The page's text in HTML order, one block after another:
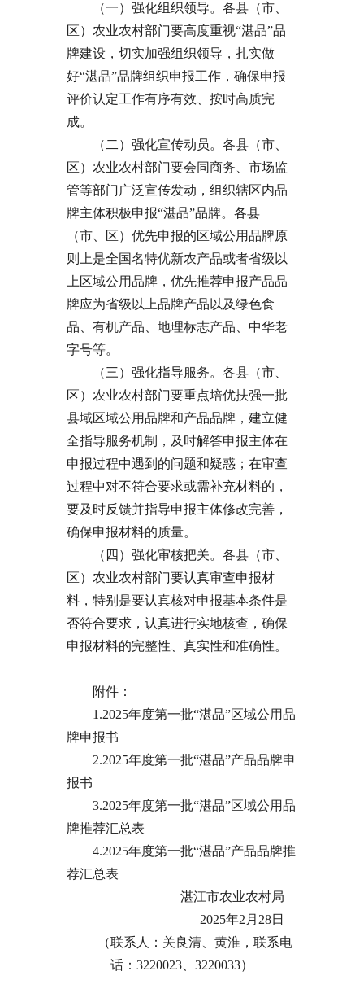
（一）强化组织领导。各县（市、
区）农业农村部门要高度重视“湛品”品
牌建设，切实加强组织领导，扎实做
好“湛品”品牌组织申报工作，确保申报
评价认定工作有序有效、按时高质完
成。
（二）强化宣传动员。各县（市、
区）农业农村部门要会同商务、市场监
管等部门广泛宣传发动，组织辖区内品
牌主体积极申报“湛品”品牌。各县
（市、区）优先申报的区域公用品牌原
则上是全国名特优新农产品或者省级以
上区域公用品牌，优先推荐申报产品品
牌应为省级以上品牌产品以及绿色食
品、有机产品、地理标志产品、中华老
字号等。
（三）强化指导服务。各县（市、
区）农业农村部门要重点培优扶强一批
县域区域公用品牌和产品品牌，建立健
全指导服务机制，及时解答申报主体在
申报过程中遇到的问题和疑惑；在审查
过程中对不符合要求或需补充材料的，
要及时反馈并指导申报主体修改完善，
确保申报材料的质量。
（四）强化审核把关。各县（市、
区）农业农村部门要认真审查申报材
料，特别是要认真核对申报基本条件是
否符合要求，认真进行实地核查，确保
申报材料的完整性、真实性和准确性。
附件：
1.2025年度第一批“湛品”区域公用品
牌申报书
2.2025年度第一批“湛品”产品品牌申
报书
3.2025年度第一批“湛品”区域公用品
牌推荐汇总表
4.2025年度第一批“湛品”产品品牌推
荐汇总表
湛江市农业农村局
2025年2月28日
（联系人：关良清、黄淮，联系电
话：3220023、3220033）